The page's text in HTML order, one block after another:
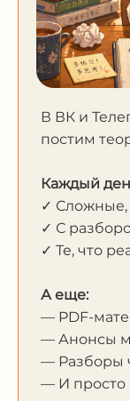
В ВК и
постим
Каждый
✓
✓ С
✓ Те, что
А еще:
— PDF-
— Анонсы
— Разборы
— И просто